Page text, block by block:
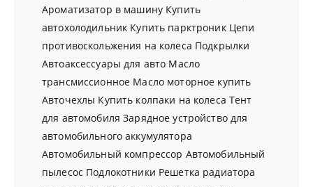
Ароматизатор в машину Купить
автохолодильник Купить парктроник Цепи
противоскольжения на колеса Подкрылки
Автоаксессуары для авто Масло
трансмиссионное Масло моторное купить
Авточехлы Купить колпаки на колеса Тент
для автомобиля Зарядное устройство для
автомобильного аккумулятора
Автомобильный компрессор Автомобильный
пылесос Подлокотники Решетка радиатора